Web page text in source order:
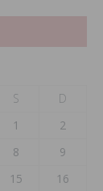
S
D
1
2
8
9
15
16